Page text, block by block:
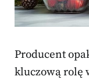
Producent
kluczową rolę